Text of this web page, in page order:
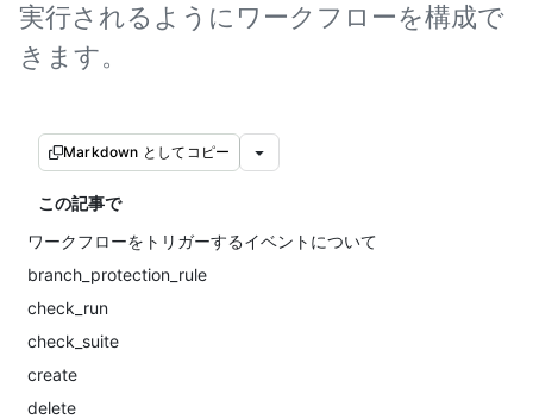
実行されるようにワークフローを構成で
きます。
Markdown としてコピー
この記事で
ワークフローをトリガーするイベントについて
branch_protection_rule
check_run
check_suite
create
delete